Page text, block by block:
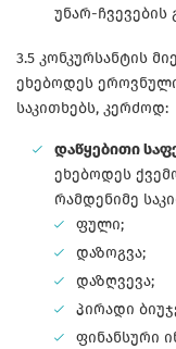
უნარ-ჩვევების
3.5 კონკურსანტის
ეხებოდეს
საკითხებს, კერძოდ:
დაწყებითი
ეხებოდეს
რამდენიმე
ფული;
დაზოგვა;
დაზღვევა;
პირადი
ფინანსური